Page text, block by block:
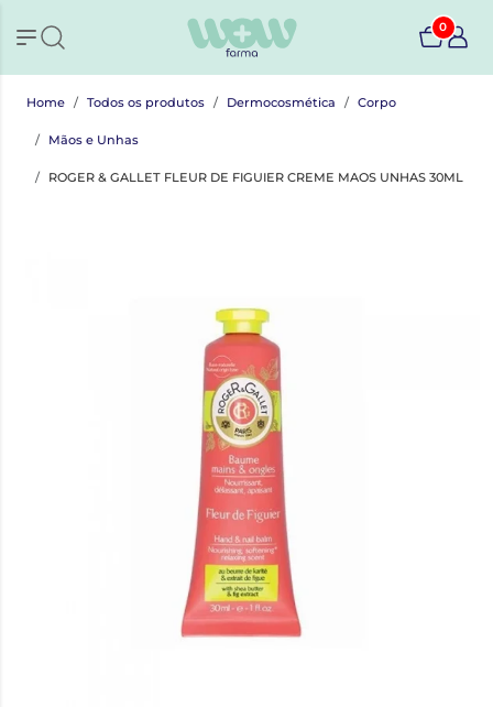
0
Home Todos os produtos Dermocosmética Corpo
Mãos e Unhas
ROGER & GALLET FLEUR DE FIGUIER CREME MAOS UNHAS 30ML